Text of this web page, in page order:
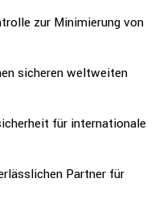
zur Minimierung von
sicheren weltweiten
für internationale
Partner für